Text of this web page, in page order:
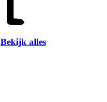
Bekijk alles